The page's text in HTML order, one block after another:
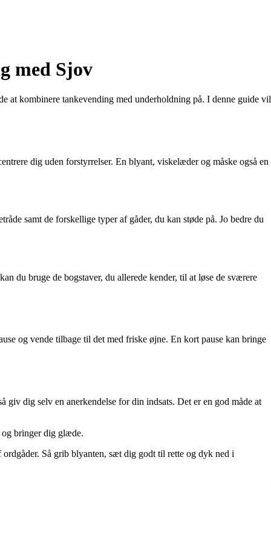
med Sjov
at kombinere tankevending med underholdning på. I denne guide vil
dig uden forstyrrelser. En blyant, viskelæder og måske også en
samt de forskellige typer af gåder, du kan støde på. Jo bedre du
du bruge de bogstaver, du allerede kender, til at løse de sværere
og vende tilbage til det med friske øjne. En kort pause kan bringe
dig selv en anerkendelse for din indsats. Det er en god måde at
og bringer dig glæde.
Så grib blyanten, sæt dig godt til rette og dyk ned i